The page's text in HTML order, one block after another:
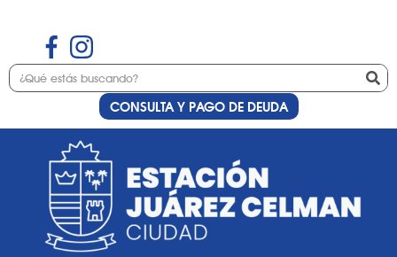
CONSULTA Y PAGO DE DEUDA